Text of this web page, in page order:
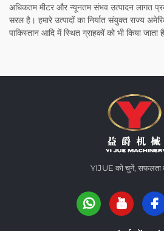
अधिकतम मीटर और न्यूनतम संभव उत्पादन लागत
सरल है। हमारे उत्पादों का निर्यात संयुक्त राज्य
पाकिस्तान आदि में स्थित ग्राहकों को भी किया जाता
YIJUE को चुनें, सफलता